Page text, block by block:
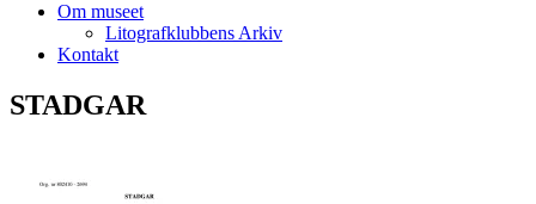
Om museet
Litografklubbens Arkiv
Kontakt
STADGAR